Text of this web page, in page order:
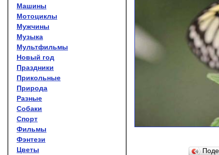
Машины
Мотоциклы
Мужчины
Музыка
Мультфильмы
Новый год
Праздники
Прикольные
Природа
Разные
Собаки
Спорт
Фильмы
Фэнтези
Цветы